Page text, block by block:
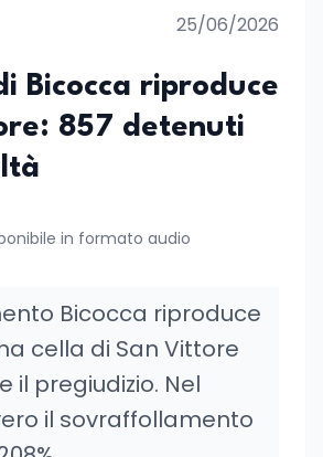
25/06/2026
Bicocca riproduce
857 detenuti
in formato audio
Bicocca riproduce
cella di San Vittore
il pregiudizio. Nel
il sovraffollamento